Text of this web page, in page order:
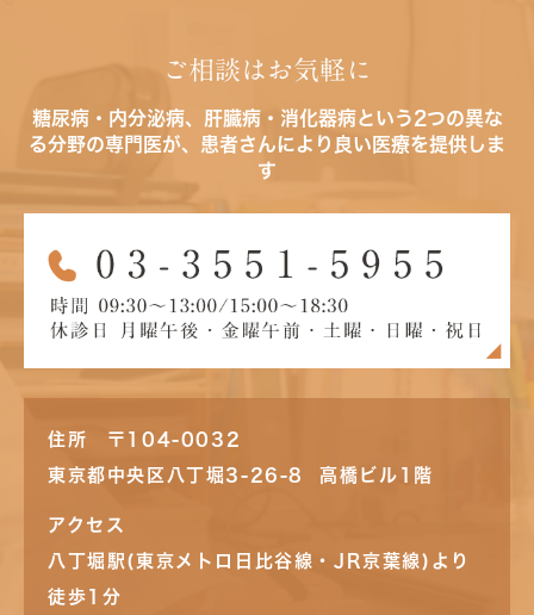
ご相談はお気軽に
糖尿病・内分泌病、肝臓病・消化器病という2つの異な
る分野の専門医が、患者さんにより良い医療を提供しま
す
住所 〒104-0032
東京都中央区八丁堀3-26-8 高橋ビル1階
アクセス
八丁堀駅(東京メトロ日比谷線・JR京葉線)より
徒歩1分